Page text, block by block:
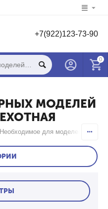
+7(922)123-73-90
0
МОДЕЛЕЙ
Необходимое для моделей